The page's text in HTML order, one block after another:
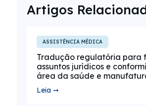
Artigos
ASSISTÊNCIA MÉDICA
Tradução regulatória para
assuntos jurídicos e
área da saúde e
Leia ➞